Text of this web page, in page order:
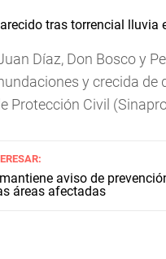
Díaz, Don Bosco y
y crecida de
Protección Civil
aviso de
áreas afectadas